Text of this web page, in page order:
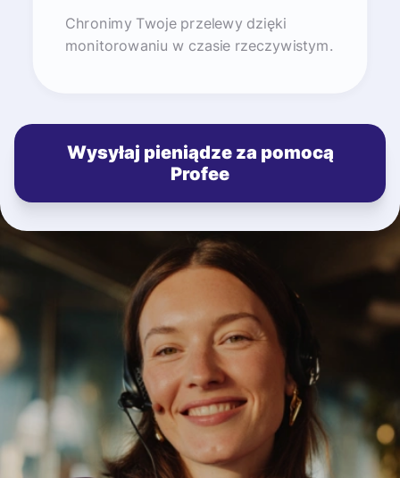
Chronimy Twoje przelewy dzięki
monitorowaniu w czasie rzeczywistym.
Wysyłaj pieniądze za pomocą
Profee